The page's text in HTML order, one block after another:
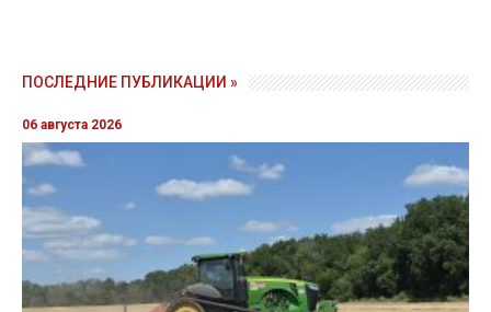
ПОСЛЕДНИЕ ПУБЛИКАЦИИ »
06 августа 2026